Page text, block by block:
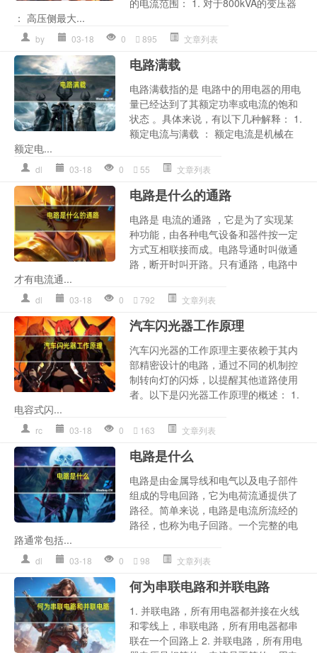
： 高压侧最大...
by 03-18 0 895 文章列表
电路满载
电路满载指的是 电路中的用电器的用电
量已经达到了其额定功率或电流的饱和
状态 。具体来说，有以下几种解释： 1.
额定电流与满载 ： 额定电流是机械在
额定电...
dl 03-18 0 55 文章列表
电路是什么的通路
电路是 电流的通路 ，它是为了实现某
种功能，由各种电气设备和器件按一定
方式互相联接而成。电路导通时叫做通
路，断开时叫开路。只有通路，电路中
才有电流通...
dl 03-18 0 792 文章列表
汽车闪光器工作原理
汽车闪光器的工作原理主要依赖于其内
部精密设计的电路，通过不同的机制控
制转向灯的闪烁，以提醒其他道路使用
者。以下是闪光器工作原理的概述： 1.
电容式闪...
rc 03-18 0 163 文章列表
电路是什么
电路是由金属导线和电气以及电子部件
组成的导电回路，它为电荷流通提供了
路径。简单来说，电路是电流所流经的
路径，也称为电子回路。一个完整的电
路通常包括...
dl 03-18 0 98 文章列表
何为串联电路和并联电路
1. 并联电路，所有用电器都并接在火线
和零线上，串联电路，所有用电器都串
联在一个回路上 2. 并联电路，所有用电